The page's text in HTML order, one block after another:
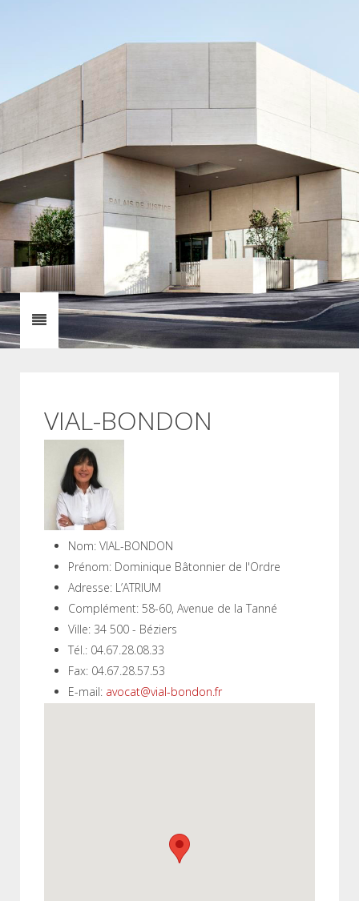
VIAL-BONDON
Nom: VIAL-BONDON
Prénom: Dominique Bâtonnier de l'Ordre
Adresse: L’ATRIUM
Complément: 58-60, Avenue de la Tanné
Ville: 34 500 - Béziers
Tél.: 04.67.28.08.33
Fax: 04.67.28.57.53
E-mail: avocat@vial-bondon.fr